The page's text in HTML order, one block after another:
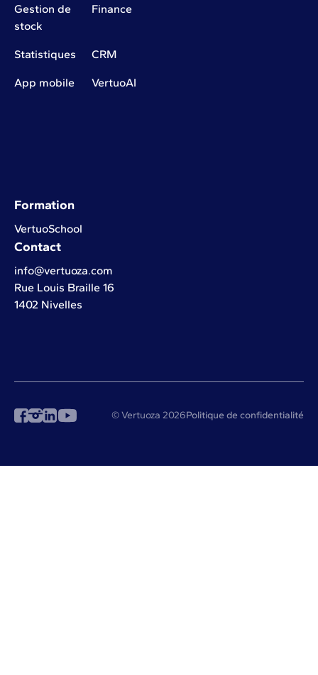
Gestion de
stock
Finance
Statistiques CRM
App mobile VertuoAI
Formation
VertuoSchool
Contact
info@vertuoza.com
Rue Louis Braille 16
1402 Nivelles
© Vertuoza 2026Politique de confidentialité